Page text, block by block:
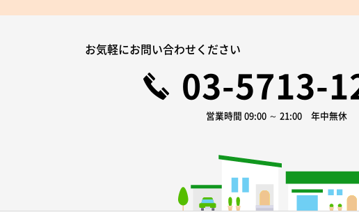
お気軽にお問い合わせください
03-5713-
営業時間 09:00 ～ 21:00 年中無休